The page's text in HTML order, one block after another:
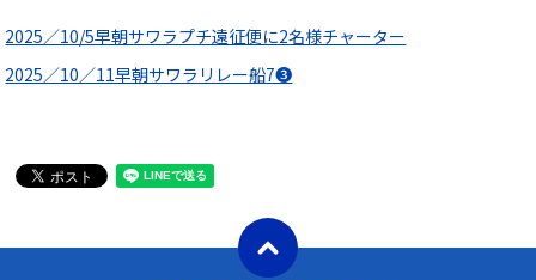
2025／10/5早朝サワラプチ遠征便に2名様チャーター
2025／10／11早朝サワラリレー船7❸